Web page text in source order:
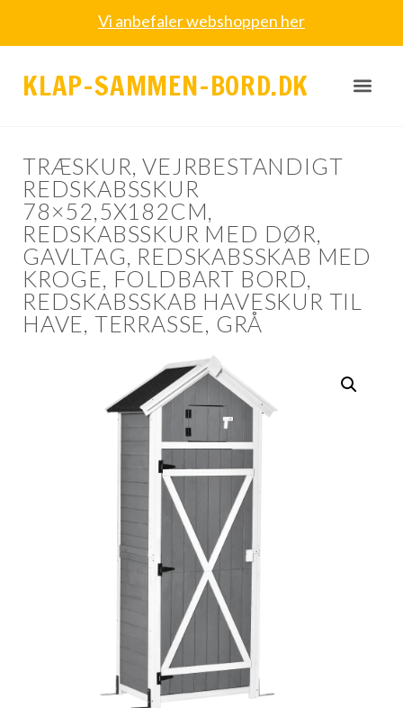
Vi anbefaler webshoppen her
KLAP-SAMMEN-BORD.DK
TRÆSKUR, VEJRBESTANDIGT
REDSKABSSKUR
78×52,5X182CM,
REDSKABSSKUR MED DØR,
GAVLTAG, REDSKABSSKAB MED
KROGE, FOLDBART BORD,
REDSKABSSKAB HAVESKUR TIL
HAVE, TERRASSE, GRÅ